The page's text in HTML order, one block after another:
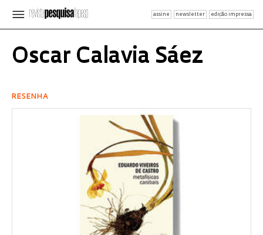
assine newsletter edição impressa
Oscar Calavia Sáez
RESENHA